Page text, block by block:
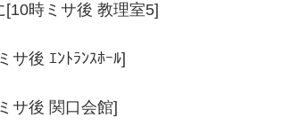
時ミサ後 教理室5]
サ後 ｴﾝﾄﾗﾝｽﾎｰﾙ]
サ後 関口会館]